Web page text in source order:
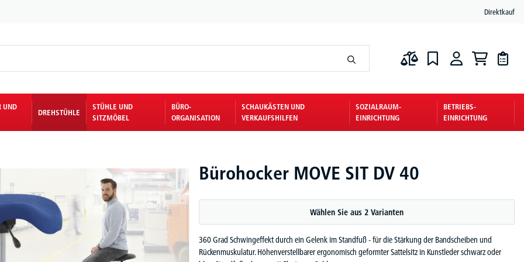
Direktkauf
UND
DREHSTÜHLE
STÜHLE UND
SITZMÖBEL
BÜRO-
ORGANISATION
SCHAUKÄSTEN UND
VERKAUFSHILFEN
SOZIALRAUM-
EINRICHTUNG
BETRIEBS-
EINRICHTUNG
Bürohocker MOVE SIT DV 40
Wählen Sie aus 2 Varianten
360 Grad Schwingeffekt durch ein Gelenk im Standfuß - für die Stärkung der Bandscheiben und
Rückenmuskulatur. Höhenverstellbarer ergonomisch geformter Sattelsitz in Kunstleder schwarz oder